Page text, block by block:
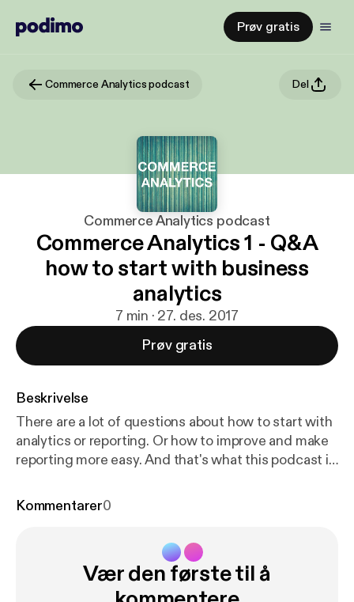
Prøv gratis
Commerce Analytics podcast Del
Commerce Analytics podcast
Commerce Analytics 1 - Q&A
how to start with business
analytics
7 min · 27. des. 2017
Prøv gratis
Beskrivelse
There are a lot of questions about how to start with
analytics or reporting. Or how to improve and make
reporting more easy. And that's what this podcast is
you a headstart in doing things with data. This
Kommentarer0
Vær den første til å